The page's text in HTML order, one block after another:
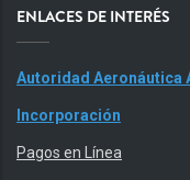
ENLACES DE INTERÉS
Autoridad Aeronáutica
Incorporación
Pagos en Línea